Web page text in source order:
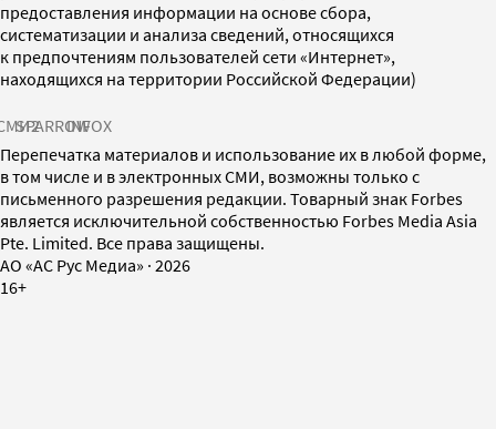
предоставления информации на основе сбора,
систематизации и анализа сведений, относящихся
к предпочтениям пользователей сети «Интернет»,
находящихся на территории Российской Федерации)
SPARROWINFOX
Перепечатка материалов и использование их в любой форме,
в том числе и в электронных СМИ, возможны только с
письменного разрешения редакции. Товарный знак Forbes
является исключительной собственностью Forbes Media Asia
Pte. Limited. Все права защищены.
AO «АС Рус Медиа» · 2026
16+